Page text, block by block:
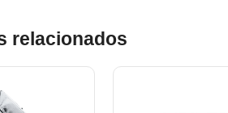
relacionados